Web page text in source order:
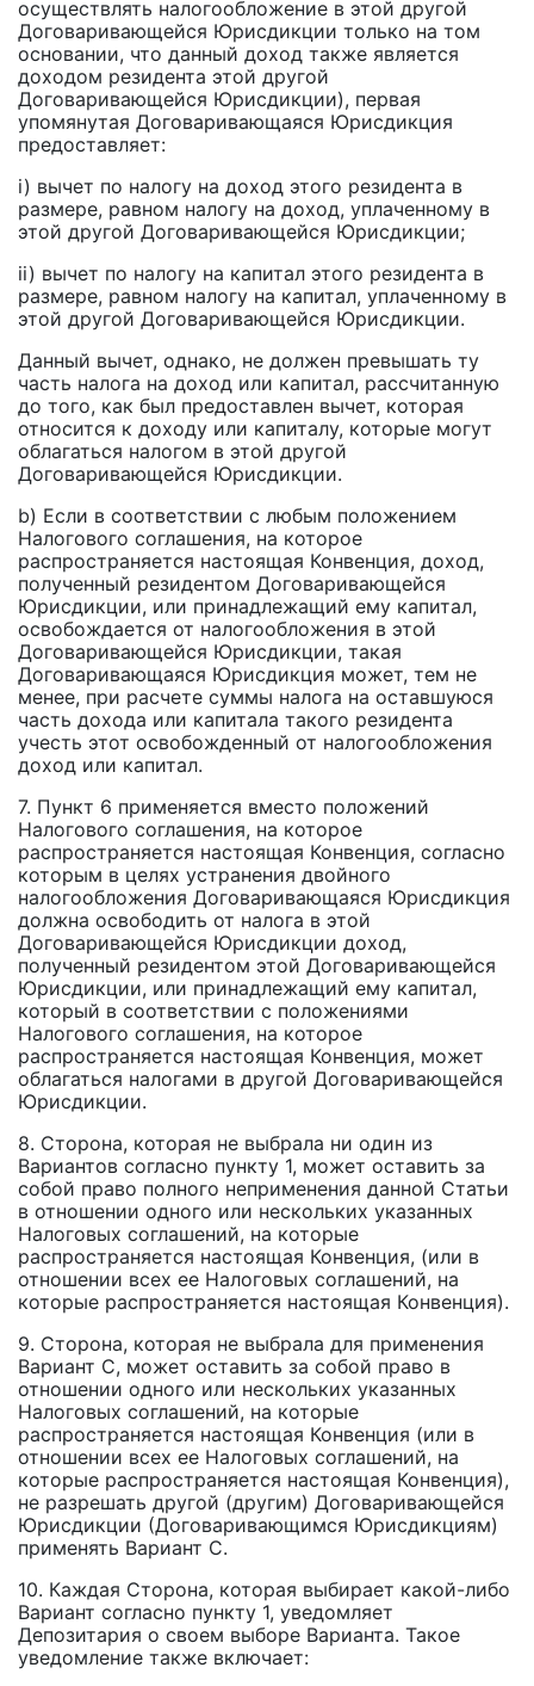
осуществлять налогообложение в этой другой
Договаривающейся Юрисдикции только на том
основании, что данный доход также является
доходом резидента этой другой
Договаривающейся Юрисдикции), первая
упомянутая Договаривающаяся Юрисдикция
предоставляет:
i) вычет по налогу на доход этого резидента в
размере, равном налогу на доход, уплаченному в
этой другой Договаривающейся Юрисдикции;
ii) вычет по налогу на капитал этого резидента в
размере, равном налогу на капитал, уплаченному в
этой другой Договаривающейся Юрисдикции.
Данный вычет, однако, не должен превышать ту
часть налога на доход или капитал, рассчитанную
до того, как был предоставлен вычет, которая
относится к доходу или капиталу, которые могут
облагаться налогом в этой другой
Договаривающейся Юрисдикции.
b) Если в соответствии с любым положением
Налогового соглашения, на которое
распространяется настоящая Конвенция, доход,
полученный резидентом Договаривающейся
Юрисдикции, или принадлежащий ему капитал,
освобождается от налогообложения в этой
Договаривающейся Юрисдикции, такая
Договаривающаяся Юрисдикция может, тем не
менее, при расчете суммы налога на оставшуюся
часть дохода или капитала такого резидента
учесть этот освобожденный от налогообложения
доход или капитал.
7. Пункт 6 применяется вместо положений
Налогового соглашения, на которое
распространяется настоящая Конвенция, согласно
которым в целях устранения двойного
налогообложения Договаривающаяся Юрисдикция
должна освободить от налога в этой
Договаривающейся Юрисдикции доход,
полученный резидентом этой Договаривающейся
Юрисдикции, или принадлежащий ему капитал,
который в соответствии с положениями
Налогового соглашения, на которое
распространяется настоящая Конвенция, может
облагаться налогами в другой Договаривающейся
Юрисдикции.
8. Сторона, которая не выбрала ни один из
Вариантов согласно пункту 1, может оставить за
собой право полного неприменения данной Статьи
в отношении одного или нескольких указанных
Налоговых соглашений, на которые
распространяется настоящая Конвенция, (или в
отношении всех ее Налоговых соглашений, на
которые распространяется настоящая Конвенция).
9. Сторона, которая не выбрала для применения
Вариант С, может оставить за собой право в
отношении одного или нескольких указанных
Налоговых соглашений, на которые
распространяется настоящая Конвенция (или в
отношении всех ее Налоговых соглашений, на
которые распространяется настоящая Конвенция),
не разрешать другой (другим) Договаривающейся
Юрисдикции (Договаривающимся Юрисдикциям)
применять Вариант С.
10. Каждая Сторона, которая выбирает какой-либо
Вариант согласно пункту 1, уведомляет
Депозитария о своем выборе Варианта. Такое
уведомление также включает: